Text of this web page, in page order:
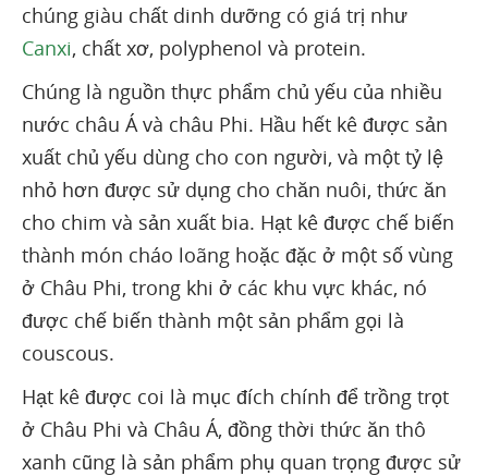
chúng giàu chất dinh dưỡng có giá trị như
Canxi, chất xơ, polyphenol và protein.
Chúng là nguồn thực phẩm chủ yếu của nhiều
nước châu Á và châu Phi. Hầu hết kê được sản
xuất chủ yếu dùng cho con người, và một tỷ lệ
nhỏ hơn được sử dụng cho chăn nuôi, thức ăn
cho chim và sản xuất bia. Hạt kê được chế biến
thành món cháo loãng hoặc đặc ở một số vùng
ở Châu Phi, trong khi ở các khu vực khác, nó
được chế biến thành một sản phẩm gọi là
couscous.
Hạt kê được coi là mục đích chính để trồng trọt
ở Châu Phi và Châu Á, đồng thời thức ăn thô
xanh cũng là sản phẩm phụ quan trọng được sử